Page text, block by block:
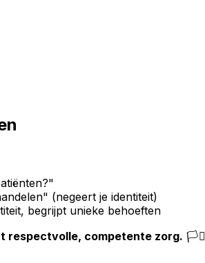
(negeert je identiteit)
begrijpt unieke behoeften
respectvolle, competente zorg. 🏳️‍⚧️